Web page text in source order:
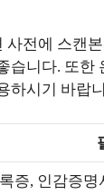
사전에 스캔
습니다. 또한
하시기 바랍
증, 인감증명